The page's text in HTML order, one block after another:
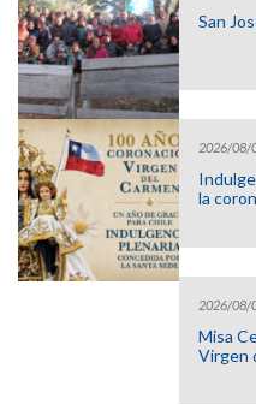
San
2026/08/
la
2026/08/
Misa
Virgen